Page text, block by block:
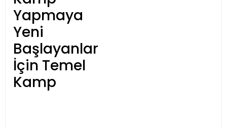
Yapmaya
Yeni
Başlayanlar
İçin Temel
Kamp